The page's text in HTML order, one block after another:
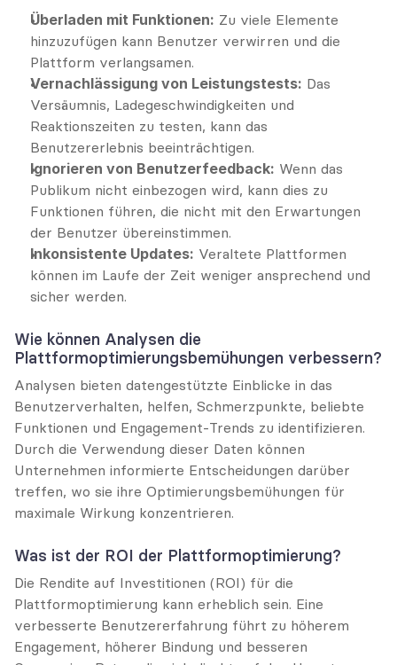
Überladen mit Funktionen: Zu viele Elemente
hinzuzufügen kann Benutzer verwirren und die
Plattform verlangsamen.
Vernachlässigung von Leistungstests: Das
Versäumnis, Ladegeschwindigkeiten und
Reaktionszeiten zu testen, kann das
Benutzererlebnis beeinträchtigen.
Ignorieren von Benutzerfeedback: Wenn das
Publikum nicht einbezogen wird, kann dies zu
Funktionen führen, die nicht mit den Erwartungen
der Benutzer übereinstimmen.
Inkonsistente Updates: Veraltete Plattformen
können im Laufe der Zeit weniger ansprechend und
sicher werden.
Wie können Analysen die
Plattformoptimierungsbemühungen verbessern?
Analysen bieten datengestützte Einblicke in das
Benutzerverhalten, helfen, Schmerzpunkte, beliebte
Funktionen und Engagement-Trends zu identifizieren.
Durch die Verwendung dieser Daten können
Unternehmen informierte Entscheidungen darüber
treffen, wo sie ihre Optimierungsbemühungen für
maximale Wirkung konzentrieren.
Was ist der ROI der Plattformoptimierung?
Die Rendite auf Investitionen (ROI) für die
Plattformoptimierung kann erheblich sein. Eine
verbesserte Benutzererfahrung führt zu höherem
Engagement, höherer Bindung und besseren